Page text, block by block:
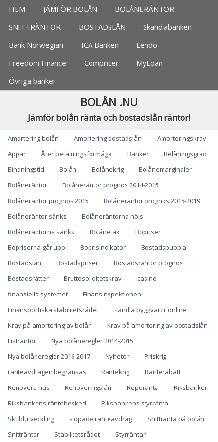
Jämför bolån, banker
HEM JÄMFÖR BOLÅN
BOLÅNERÄNTOR
SNITTRÄNTOR
BOSTADSLÅN
Skandiabanken
Bank Norwegian
ICA Banken
Lendo
Freedom Finance
Compricer
MyLoan
Övriga banker
BOLÅN .NU
Jämför bolån ränta och bostadslån räntor!
Categories
Amortering bolån Amortering bostadslån
Amorteringskrav
Appar
Återtbetalningsförmåga Banker
Belåningsgrad
Bindningstid
Bolån Bolånekrig
Bolånemarginaler
Bolåneräntor
Bolåneräntor prognos 2014-2015
Bolåneräntor prognos 2015
Bolåneräntor prognos 2016-2019
Bolåneräntor sänks
Bolåneräntorna höjs
Bolåneräntorna sänks
Bolånetak
Bopriser
Bopriserna går upp
Boprisindikator
Bostadsbubbla
Bostadslån
Bostadspriser
Bostadsräntor prognos
Bostadsrätter
Bruttosoliditetskrav
casino
finansiella systemet
Finansinspektionen
Finanspolitiska stabilitetsrådet
Handla byggvaror online
Krav på amortering av bolån
Krav på amortering av bostadslån
Listräntor
Nya bolåneregler 2014-2015
Nya bolåneregler 2016-2017
Nyheter
Priskrig
ränteavdragen begränsas
Räntekrig
Ränterabatt
Renovera hus
Renoveringslån Reporänta
Riksbanken
Riksbankens räntebesked
Riksbankens styrränta
Skuldutveckling
slopade ränteavdrag
Snittränta på bolån
Snitträntor
Stabilitetsrådet
Styrräntan